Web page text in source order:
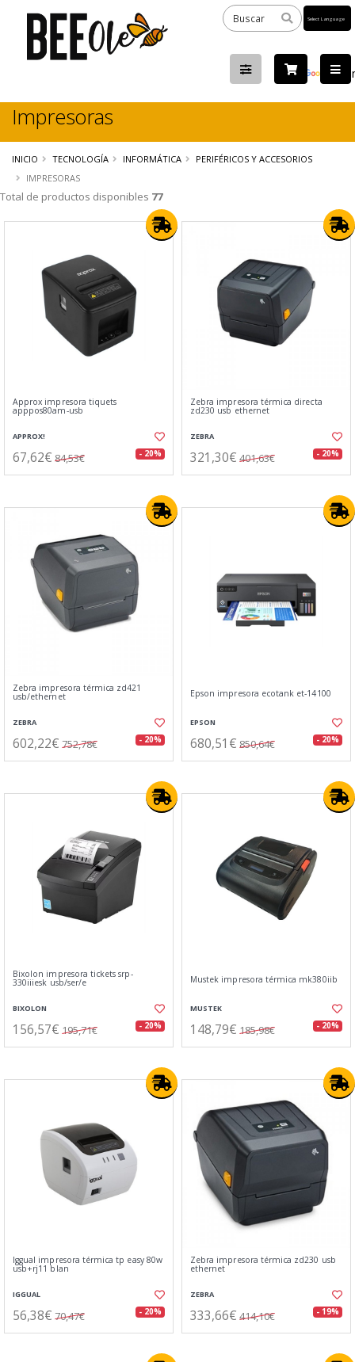
by
Impresoras
INICIO TECNOLOGÍA INFORMÁTICA
PERIFÉRICOS Y ACCESORIOS
IMPRESORAS
Total de productos disponibles 77
Approx impresora tiquets
apppos80am-usb
APPROX!
67,62€ 84,53€ - 20%
Zebra impresora térmica directa
zd230 usb ethernet
ZEBRA
321,30€ 401,63€ - 20%
Zebra impresora térmica zd421
usb/ethernet
ZEBRA
602,22€ 752,78€ - 20%
Epson impresora ecotank et-14100
EPSON
680,51€ 850,64€ - 20%
Bixolon impresora tickets srp-
330iiiesk usb/ser/e
BIXOLON
156,57€ 195,71€ - 20%
Mustek impresora térmica mk380iib
MUSTEK
148,79€ 185,98€ - 20%
Iggual impresora térmica tp easy 80w
usb+rj11 blan
IGGUAL
56,38€ 70,47€ - 20%
Zebra impresora térmica zd230 usb
ethernet
ZEBRA
333,66€ 414,10€ - 19%